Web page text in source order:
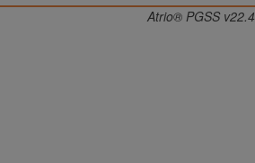
Atrio® PGSS v22.4